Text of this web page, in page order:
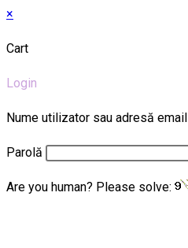
×
Cart
Login
Nume utilizator sau adresă email
Parolă
Are you human? Please solve: